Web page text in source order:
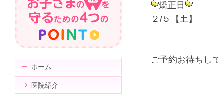
矯正日
２/５【土】
ご予約お待ちし
ホーム
医院紹介